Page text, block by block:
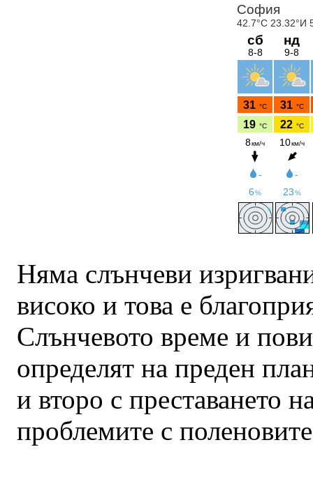
Няма слънчеви
високо и това е
Слънчевото време и
определят на преден
и второ с преставането
проблемите с